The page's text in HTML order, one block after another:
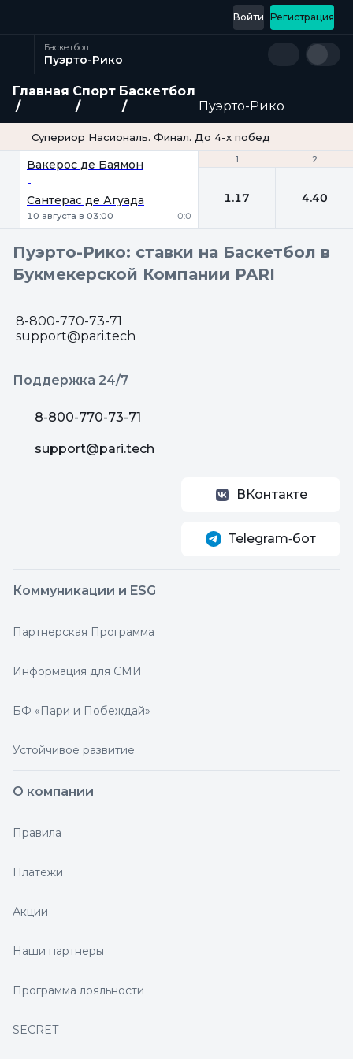
Регистрация
Войти
Баскетбол
Пуэрто-Рико
Главная Спорт Баскетбол
Пуэрто-Рико
Супериор Насиональ. Финал. До 4-х побед
1 2
Вакерос де Баямон
-
Сантерас де Агуада
10 августа в 03:00 0:0
1 2
1.17 4.40
Пуэрто-Рико: ставки на Баскетбол в
Букмекерской Компании PARI
8-800-770-73-71
support@pari.tech
Поддержка 24/7
8-800-770-73-71
support@pari.tech
ВКонтакте
Telegram‑бот
Коммуникации и ESG
Партнерская Программа
Информация для СМИ
БФ «Пари и Побеждай»
Устойчивое развитие
О компании
Правила
Платежи
Акции
Наши партнеры
Программа лояльности
SECRET